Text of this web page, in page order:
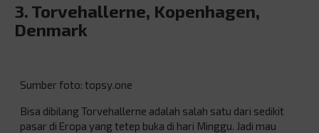
3. Torvehallerne, Kopenhagen,
Denmark
Sumber foto: topsy.one
Bisa dibilang Torvehallerne adalah salah satu dari sedikit
pasar di Eropa yang tetep buka di hari Minggu. Jadi mau